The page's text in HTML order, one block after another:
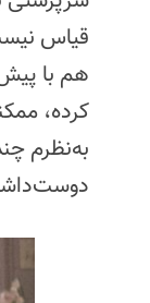
قیاس
هم با
کرده،
به‌نظرم